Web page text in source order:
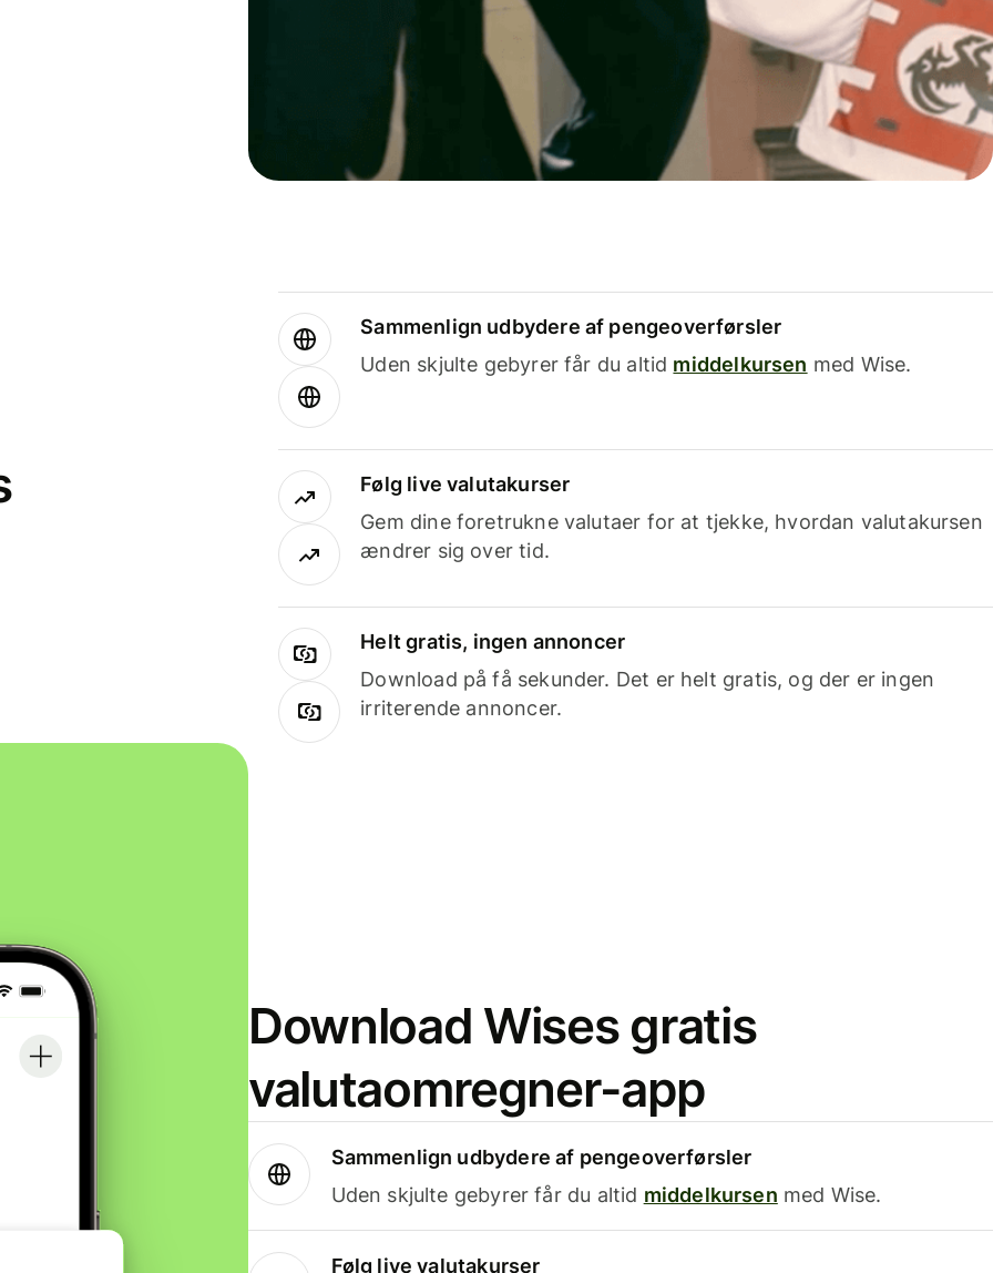
Sammenlign udbydere af pengeoverførsler
Uden skjulte gebyrer får du altid middelkursen med Wise.
Følg live valutakurser
Gem dine foretrukne valutaer for at tjekke, hvordan valutakursen
ændrer sig over tid.
Helt gratis, ingen annoncer
Download på få sekunder. Det er helt gratis, og der er ingen
irriterende annoncer.
Download Wises gratis
valutaomregner-app
Sammenlign udbydere af pengeoverførsler
Uden skjulte gebyrer får du altid middelkursen med Wise.
Følg live valutakurser